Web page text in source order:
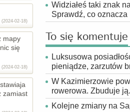
(2024-02-18)
mapy
się
(2024-02-18)
zamiast
Widziałeś taki znak
Sprawdź, co oznacza
To się komentuje
Luksusowa
pieniądze, zarzutów
W Kazimierzowie
rowerowa. Zbuduje
Kolejne zmiany na